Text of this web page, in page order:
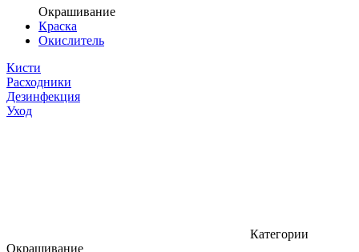
Окрашивание
Краска
Окислитель
Кисти
Расходники
Дезинфекция
Уход
Категории
Окрашивание